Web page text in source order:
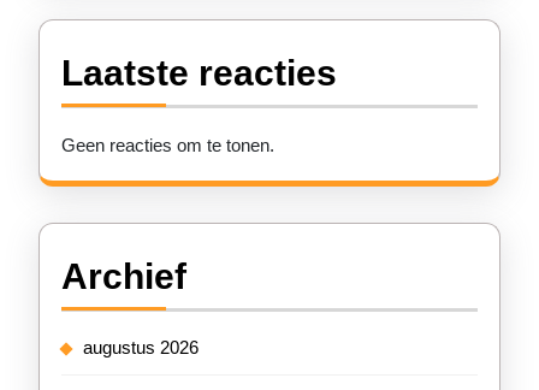
Laatste reacties
Geen reacties om te tonen.
Archief
augustus 2026